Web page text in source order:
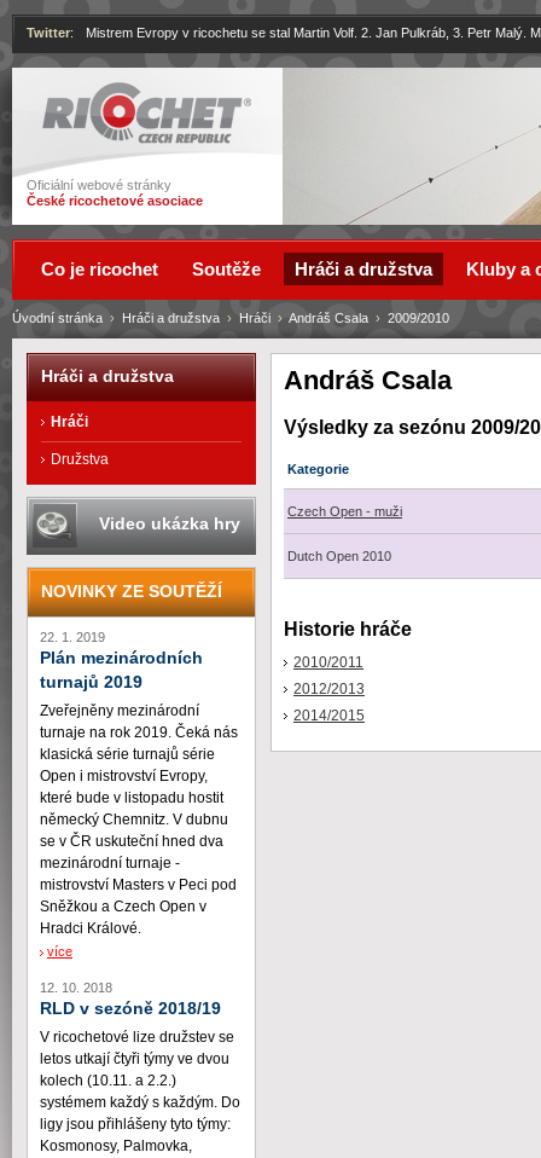
Ricochet
Oficiální webové stránky
České ricochetové asociace
Twitter: Mistrem Evropy v ricochetu se stal Martin Volf. 2. Jan Pulkráb, 3. Petr Malý.
Andráš Csala
Výsledky za sezónu 2009/
Kategorie
Czech Open - muži
Dutch Open 2010
Historie hráče
2010/2011
2012/2013
2014/2015
Úvodní stránka › Hráči a družstva › Hráči › Andráš Csala › 2009/2010
Co je ricochet Soutěže Hráči a družstva Kluby a
Hráči a družstva
Hráči
Družstva
Video ukázka hry
NOVINKY ZE SOUTĚŽÍ
22. 1. 2019
Plán mezinárodních
turnajů 2019
Zveřejněny mezinárodní
turnaje na rok 2019. Čeká nás
klasická série turnajů série
Open i mistrovství Evropy,
které bude v listopadu hostit
německý Chemnitz. V dubnu
se v ČR uskuteční hned dva
mezinárodní turnaje -
mistrovství Masters v Peci pod
Sněžkou a Czech Open v
Hradci Králové.
více
12. 10. 2018
RLD v sezóně 2018/19
V ricochetové lize družstev se
letos utkají čtyři týmy ve dvou
kolech (10.11. a 2.2.)
systémem každý s každým. Do
ligy jsou přihlášeny tyto týmy:
Kosmonosy, Palmovka,